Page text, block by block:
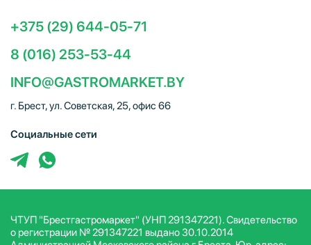
+375 (29) 644-05-71
8 (016) 253-53-44
INFO@GASTROMARKET.BY
г. Брест, ул. Советская, 25, офис 66
Социальные сети
ЧТУП "Брестгастромаркет" (УНП 291347221). Свидетельство
о регистрации № 291347221 выдано 30.10.2014